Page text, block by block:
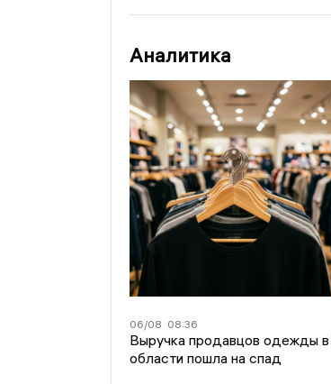
Аналитика
06/08 08:36
Выручка продавцов одежды в
области пошла на спад